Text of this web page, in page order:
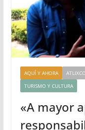
AQUÍ Y AHORA ATLIXCO
TURISMO Y CULTURA
«A mayor